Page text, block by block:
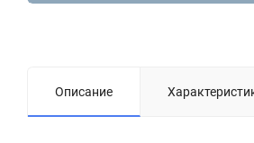
Описание